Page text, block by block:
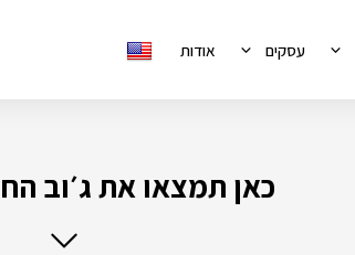
עסקים אודות
כאן תמצאו את ג׳וב